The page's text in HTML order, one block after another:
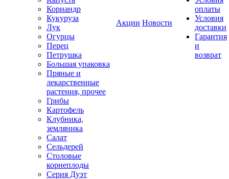
Кориандр
Кукуруза
Лук
Огурцы
Перец
Петрушка
Большая упаковка
Пряные и
лекарственные
растения, прочее
Грибы
Картофель
Клубника,
земляника
Салат
Сельдерей
Столовые
корнеплоды
Серия Дуэт
Акции Новости
оплаты
Условия
доставки
Гарантия
и
возврат